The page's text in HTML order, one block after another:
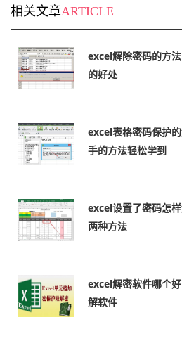
相关文章ARTICLE
excel解除密码的方
的好处
excel表格密码保护
手的方法轻松学到
excel设置了密码怎
两种方法
excel解密软件哪个
解软件